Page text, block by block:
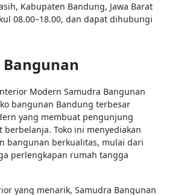
Kabupaten Bandung, Jawa Barat
08.00–18.00, dan dapat dihubungi
Modern Samudra Bangunan
bangunan Bandung terbesar
yang membuat pengunjung
berbelanja. Toko ini menyediakan
bangunan berkualitas, mulai dari
perlengkapan rumah tangga
yang menarik, Samudra Bangunan